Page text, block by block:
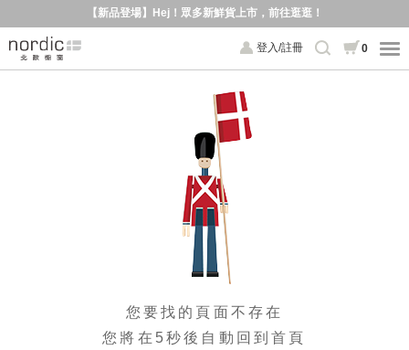
【新品登場】Hej！眾多新鮮貨上市，前往逛逛！
登入/註冊 0
您要找的頁面不存在
您將在5秒後自動回到首頁